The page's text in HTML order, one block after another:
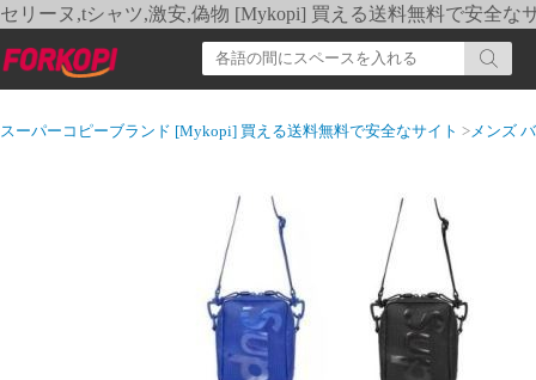
セリーヌ,tシャツ,激安,偽物 [Mykopi] 買える送料無料で安全な
スーパーコピーブランド [Mykopi] 買える送料無料で安全なサイト >メンズ